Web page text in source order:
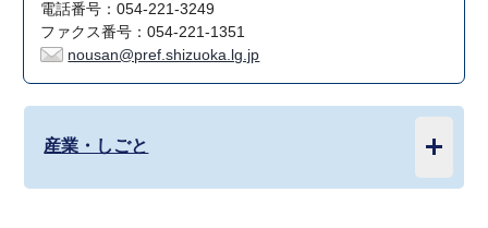
電話番号：054-221-3249
ファクス番号：054-221-1351
nousan@pref.shizuoka.lg.jp
産業・しごと